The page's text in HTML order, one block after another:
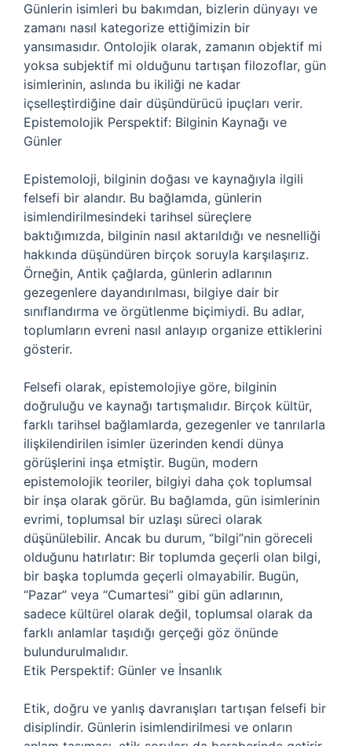
Günlerin isimleri bu bakımdan, bizlerin dünyayı ve
zamanı nasıl kategorize ettiğimizin bir
yansımasıdır. Ontolojik olarak, zamanın objektif mi
yoksa subjektif mi olduğunu tartışan filozoflar, gün
isimlerinin, aslında bu ikiliği ne kadar
içselleştirdiğine dair düşündürücü ipuçları verir.
Epistemolojik Perspektif: Bilginin Kaynağı ve
Günler
Epistemoloji, bilginin doğası ve kaynağıyla ilgili
felsefi bir alandır. Bu bağlamda, günlerin
isimlendirilmesindeki tarihsel süreçlere
baktığımızda, bilginin nasıl aktarıldığı ve nesnelliği
hakkında düşündüren birçok soruyla karşılaşırız.
Örneğin, Antik çağlarda, günlerin adlarının
gezegenlere dayandırılması, bilgiye dair bir
sınıflandırma ve örgütlenme biçimiydi. Bu adlar,
toplumların evreni nasıl anlayıp organize ettiklerini
gösterir.
Felsefi olarak, epistemolojiye göre, bilginin
doğruluğu ve kaynağı tartışmalıdır. Birçok kültür,
farklı tarihsel bağlamlarda, gezegenler ve tanrılarla
ilişkilendirilen isimler üzerinden kendi dünya
görüşlerini inşa etmiştir. Bugün, modern
epistemolojik teoriler, bilgiyi daha çok toplumsal
bir inşa olarak görür. Bu bağlamda, gün isimlerinin
evrimi, toplumsal bir uzlaşı süreci olarak
düşünülebilir. Ancak bu durum, “bilgi”nin göreceli
olduğunu hatırlatır: Bir toplumda geçerli olan bilgi,
bir başka toplumda geçerli olmayabilir. Bugün,
“Pazar” veya “Cumartesi” gibi gün adlarının,
sadece kültürel olarak değil, toplumsal olarak da
farklı anlamlar taşıdığı gerçeği göz önünde
bulundurulmalıdır.
Etik Perspektif: Günler ve İnsanlık
Etik, doğru ve yanlış davranışları tartışan felsefi bir
disiplindir. Günlerin isimlendirilmesi ve onların